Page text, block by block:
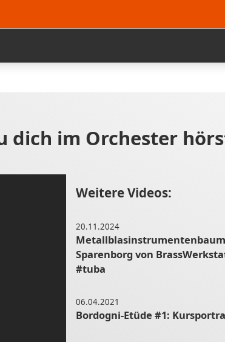
dich im Orchester
Weitere Videos:
20.11.2024
Sparenborg von
#tuba
06.04.2021
Bordogni-Etüde #1: